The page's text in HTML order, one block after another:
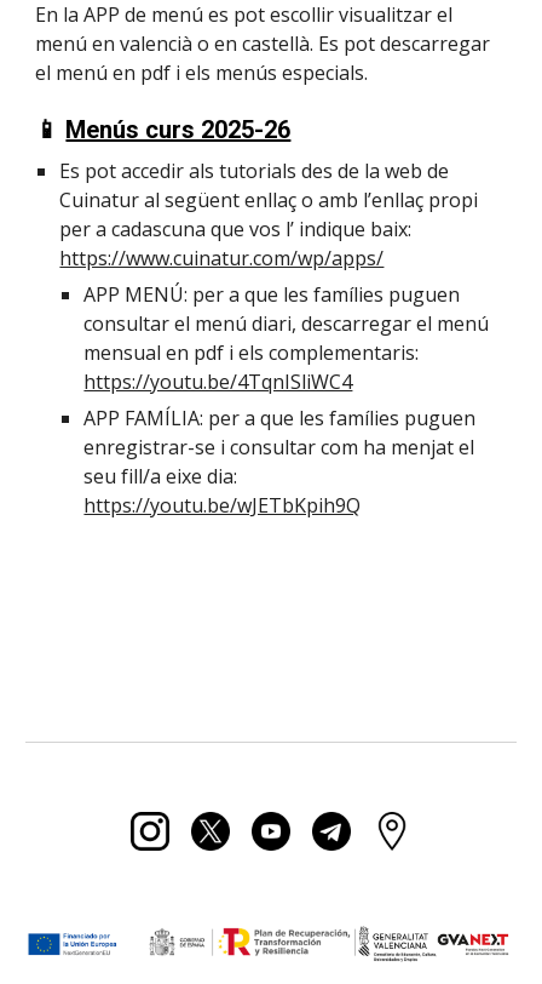
En la APP de menú es pot escollir visualitzar el
menú en valencià o en castellà. Es pot descarregar
el menú en pdf i els menús especials.
📱 Menús curs 2025-26
Es pot accedir als tutorials des de la web de
Cuinatur al següent enllaç o amb l’enllaç propi
per a cadascuna que vos l’ indique baix:
https://www.cuinatur.com/wp/apps/
APP MENÚ: per a que les famílies puguen
consultar el menú diari, descarregar el menú
mensual en pdf i els complementaris:
https://youtu.be/4TqnISliWC4
APP FAMÍLIA: per a que les famílies puguen
enregistrar-se i consultar com ha menjat el
seu fill/a eixe dia:
https://youtu.be/wJETbKpih9Q